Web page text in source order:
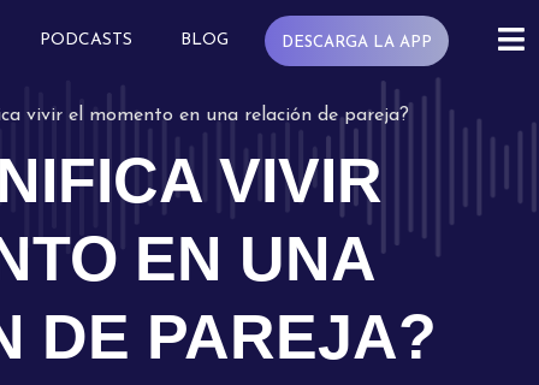
PODCASTS BLOG DESCARGA LA APP
vivir el momento en una relación de pareja?
VIVIR
EN UNA
DE PAREJA?